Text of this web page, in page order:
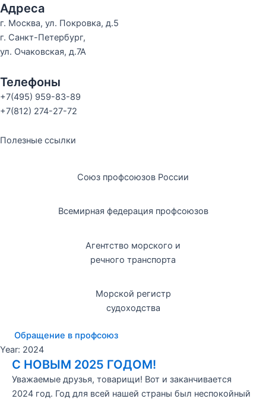
Адреса
г. Москва, ул. Покровка, д.5
г. Санкт-Петербург,
ул. Очаковская, д.7А
Телефоны
+7(495) 959-83-89
+7(812) 274-27-72
Полезные ссылки
Союз профсоюзов России
Всемирная федерация профсоюзов
Агентство морского и
речного транспорта
Морской регистр
судоходства
Обращение в профсоюз
Year: 2024
С НОВЫМ 2025 ГОДОМ!
Уважаемые друзья, товарищи! Вот и заканчивается
2024 год. Год для всей нашей страны был неспокойный